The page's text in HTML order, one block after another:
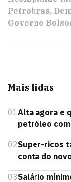
Petrobras
Governo
Mais lidas
01Alta agora e
petróleo com
02Super-ricos
conta do
03Salário